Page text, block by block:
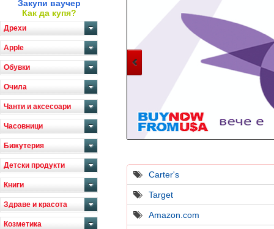
Закупи ваучер
Как да купя?
Дрехи
Apple
Обувки
Очила
Чанти и аксесоари
Часовници
Бижутерия
Детски продукти
Книги
Здраве и красота
Козметика
Carter's
Target
Amazon.com